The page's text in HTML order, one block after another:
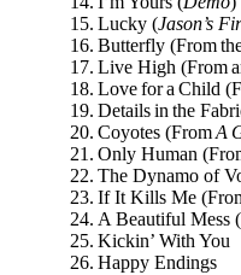
15. Lucky (Jason’s
16. Butterfly (From
17. Live High (From
18. Love for a Child
19. Details in the
20. Coyotes (FromA
21. Only Human
22. The Dynamo of
23. If It Kills Me
24. A Beautiful Mess
25. Kickin’ With You
26. Happy Endings